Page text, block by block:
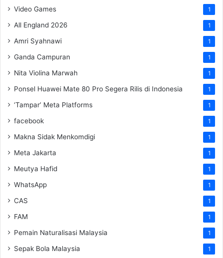
Video Games 1
All England 2026 1
Amri Syahnawi 1
Ganda Campuran 1
Nita Violina Marwah 1
Ponsel Huawei Mate 80 Pro Segera Rilis di Indonesia 1
‘Tampar’ Meta Platforms 1
facebook 1
Makna Sidak Menkomdigi 1
Meta Jakarta 1
Meutya Hafid 1
WhatsApp 1
CAS 1
FAM 1
Pemain Naturalisasi Malaysia 1
Sepak Bola Malaysia 1